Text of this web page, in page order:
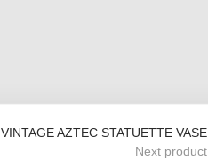
VINTAGE AZTEC STATUETTE VASE
Next product